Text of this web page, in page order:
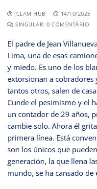
ICLAM HUB 14/10/2025
SINGULAR: 0 COMENTÁRIO
El padre de Jean
Lima, una de esas
y miedo. Es uno de los
extorsionan a cobradores
tantos otros, salen de
Cunde el pesimismo y el
un contador de 29 años,
cambie solo. Ahora él
primera línea. Está
son los únicos que
generación, la que llena
mundo, se ha cansado de